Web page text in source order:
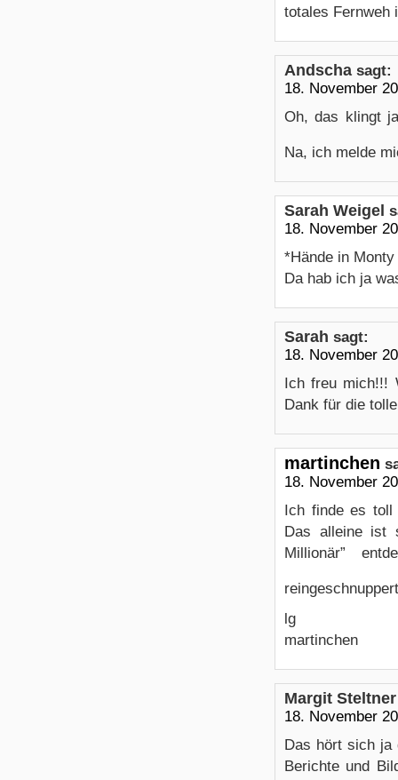
totales Fernweh
Andscha sagt:
18. November
Oh, das klingt
Na, ich melde
Sarah Weigel
18. November
*Hände in
Da hab ich ja
Sarah sagt:
18. November
Ich freu mich!!!
Dank für die
martinchen
18. November
Ich finde es toll
Das alleine ist
Millionär”
lg
martinchen
Margit Steltner
18. November
Das hört sich ja
Berichte und